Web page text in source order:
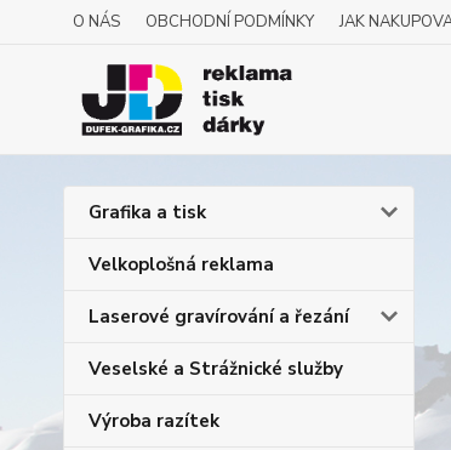
O NÁS OBCHODNÍ PODMÍNKY JAK
Grafika a tisk
Velkoplošná reklama
Laserové gravírování a řezání
Veselské a Strážnické služby
Výroba razítek